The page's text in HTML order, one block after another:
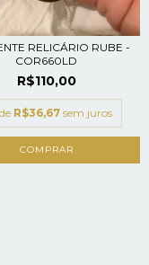
RELICÁRIO RUBE -
COR660LD
R$110,00
R$36,67 sem juros